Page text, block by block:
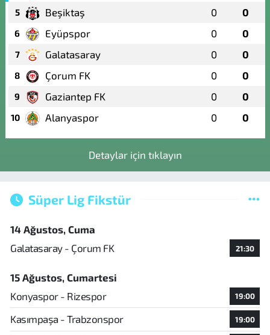
5 Beşiktaş 0 0
6 Eyüpspor 0 0
7 Galatasaray 0 0
8 Çorum FK 0 0
9 Gaziantep FK 0 0
10 Alanyaspor 0 0
Detaylar için tıklayın
Süper Lig Fikstür
14 Ağustos, Cuma
Galatasaray - Çorum FK
21:30
15 Ağustos, Cumartesi
Konyaspor - Rizespor
19:00
Kasımpaşa - Trabzonspor 19:00